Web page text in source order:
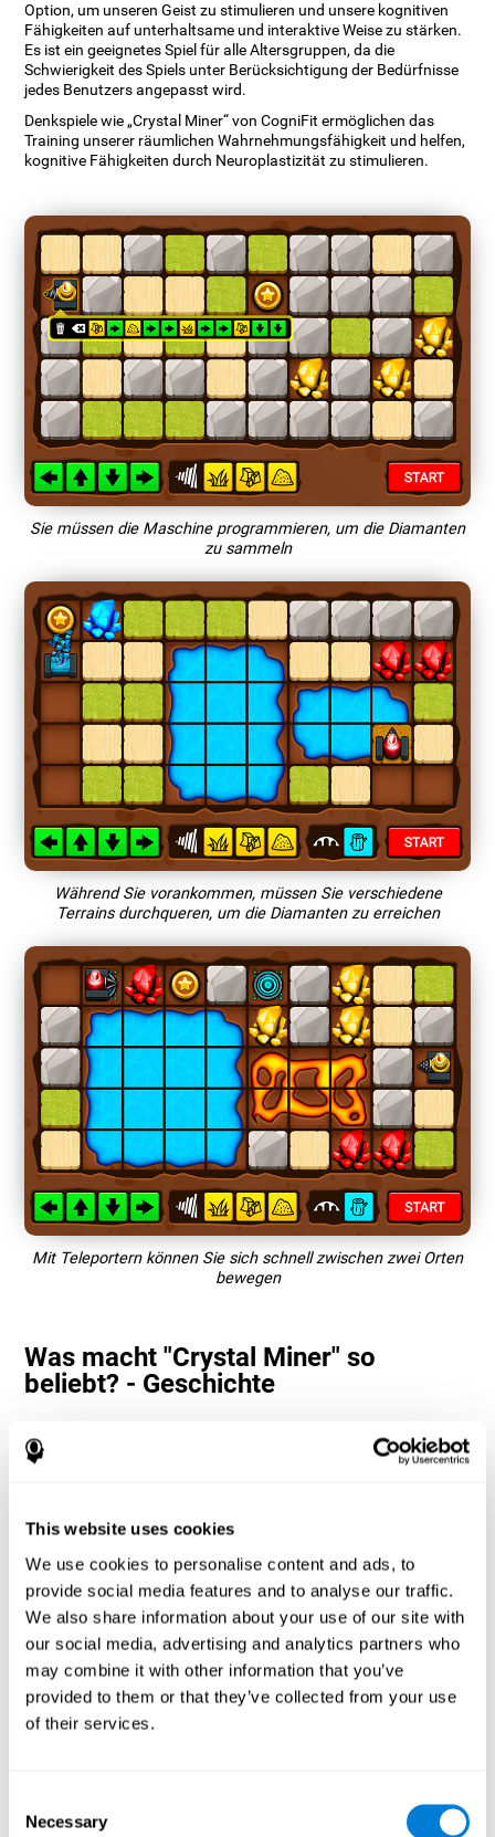
This website uses cookies
We use cookies to personalise content and ads, to
provide social media features and to analyse our traffic.
We also share information about your use of our site with
our social media, advertising and analytics partners who
may combine it with other information that you’ve
provided to them or that they’ve collected from your use
of their services.
Selection
Necessary
Option, um unseren Geist zu stimulieren und unsere kognitiven
Fähigkeiten auf unterhaltsame und interaktive Weise zu stärken.
Es ist ein geeignetes Spiel für alle Altersgruppen, da die
Schwierigkeit des Spiels unter Berücksichtigung der Bedürfnisse
jedes Benutzers angepasst wird.
Denkspiele wie „Crystal Miner“ von CogniFit ermöglichen das
Training unserer räumlichen Wahrnehmungsfähigkeit und helfen,
kognitive Fähigkeiten durch Neuroplastizität zu stimulieren.
Sie müssen die Maschine programmieren, um die Diamanten
zu sammeln
Während Sie vorankommen, müssen Sie verschiedene
Terrains durchqueren, um die Diamanten zu erreichen
Mit Teleportern können Sie sich schnell zwischen zwei Orten
bewegen
Was macht "Crystal Miner" so
beliebt? - Geschichte
dabei, ihre kognitiven Ressourcen räumlich und zeitlich zu
verteilen. Dies hilft ihnen, schneller korrekte Antworten auf Ziele
Wie verbessert das Denkspiel
„Crystal Miner“ meine kognitiven
Fähigkeiten?
Der „Crystal Miner“ von CogniFit hilft, ein spezifisches neurales
Aktivierungsmuster zu stimulieren. Das konsequente Wiederholen
und Trainieren dieses Musters kann dazu beitragen, neue
Synapsen zu schaffen und neuronale Schaltkreise bei der
Reorganisation und Wiedererlangung geschwächter oder
dieser Fähigkeiten kann dazu beitragen, neue Synapsen zu
schaffen, neurale Schaltkreise neu zu organisieren und kognitive